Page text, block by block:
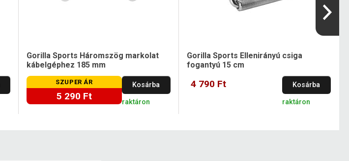
Gorilla Sports Háromszög markolat
kábelgéphez 185 mm
SZUPER ÁR
5 290 Ft
Kosárba
raktáron
Gorilla Sports Ellenirányú csiga
fogantyú 15 cm
4 790 Ft Kosárba
raktáron